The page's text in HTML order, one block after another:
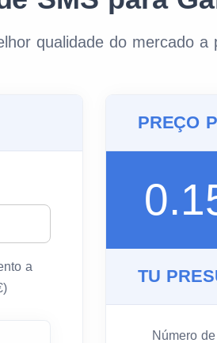
qualidade do mercado a
a
PREÇO
TU
Número